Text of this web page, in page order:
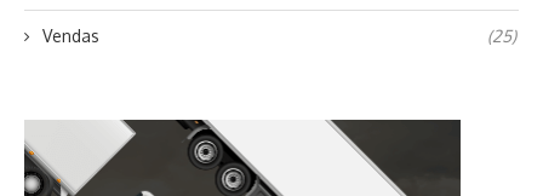
Vendas (25)